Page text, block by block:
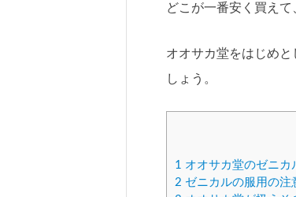
どこが一番安く買え
オオサカ堂をはじめと
しょう。
1 オオサカ堂のゼニカ
2 ゼニカルの服用の注